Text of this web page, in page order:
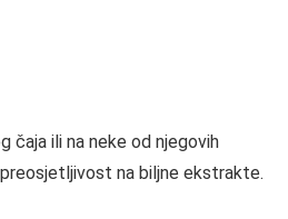
čaja ili na neke od njegovih
na biljne ekstrakte.